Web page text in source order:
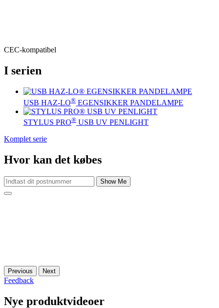
CEC-kompatibel
I serien
USB HAZ-LO® EGENSIKKER PANDELAMPE
STYLUS PRO® USB UV PENLIGHT
Komplet serie
Hvor kan det købes
Show Me
Previous Next
Feedback
Nye produktvideoer